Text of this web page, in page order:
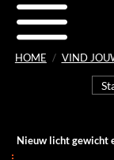
HOME / VIND
Nieuw licht gewicht